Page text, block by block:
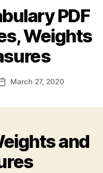
PDF
Weights
PostMarch 27, 2020
and